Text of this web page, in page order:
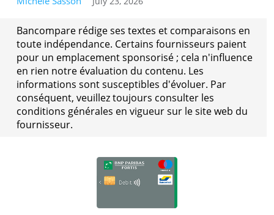
Bancompare rédige ses textes et comparaisons
toute indépendance. Certains fournisseurs
pour un emplacement sponsorisé ; cela
en rien notre évaluation du contenu. Les
informations sont susceptibles d'évoluer. Par
conséquent, veuillez toujours consulter les